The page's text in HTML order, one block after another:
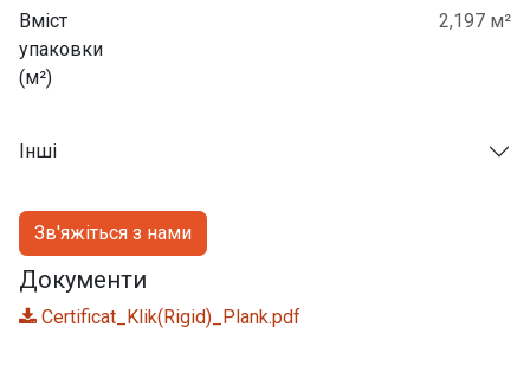
Вміст
упаковки
(м²)
2,197 м²
Інші
Зв'яжіться з нами
Документи
Certificat_Klik(Rigid)_Plank.pdf